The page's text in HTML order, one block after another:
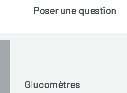
Poser une question
Glucomètres